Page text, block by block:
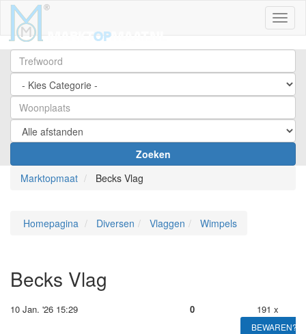
Zoeken
Marktopmaat
Becks Vlag
Homepagina Diversen Vlaggen Wimpels
Becks Vlag
10 Jan. '26 15:29 0 191 x
BEWAREN?